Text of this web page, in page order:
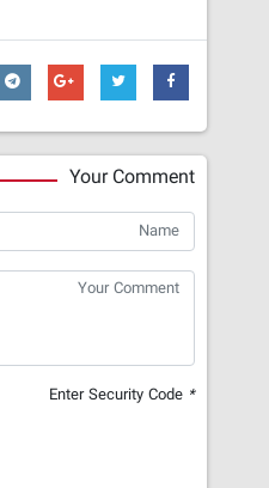
Your Comment
*